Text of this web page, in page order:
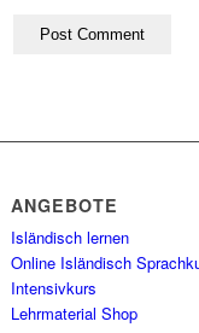
ANGEBOTE
Isländisch lernen
Online Isländisch
Intensivkurs
Lehrmaterial Shop